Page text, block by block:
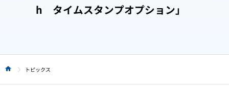
h タイムスタンプオプション」
HOME トピックス